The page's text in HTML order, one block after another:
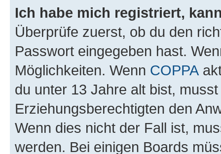
Ich habe mich registriert,
Überprüfe zuerst, ob du den
Passwort eingegeben hast.
Möglichkeiten. Wenn COPPA
du unter 13 Jahre alt bist,
Erziehungsberechtigten den
Wenn dies nicht der Fall ist,
werden. Bei einigen Boards